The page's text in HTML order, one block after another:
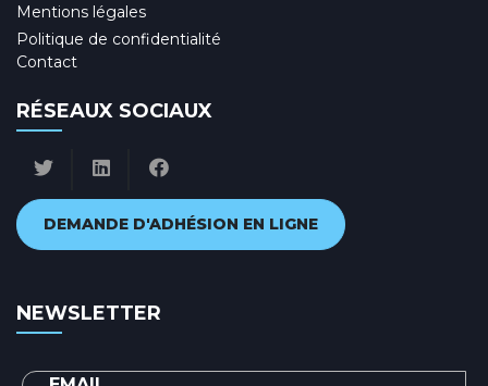
Mentions légales
Politique de confidentialité
Contact
RÉSEAUX SOCIAUX
DEMANDE D'ADHÉSION EN LIGNE
NEWSLETTER